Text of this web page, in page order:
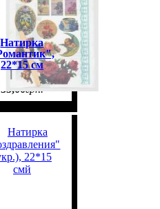
Натирка
22*15 см
35,00грн.